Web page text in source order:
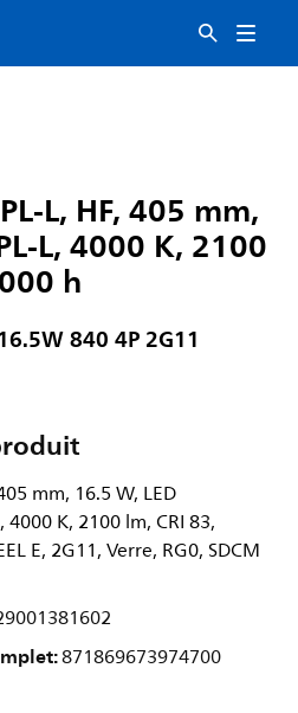
L, HF, 405 mm,
L, 4000 K, 2100
h
840 4P 2G11
mm, 16.5 W, LED
K, 2100 lm, CRI 83,
E, 2G11, Verre, RG0, SDCM
871869673974700